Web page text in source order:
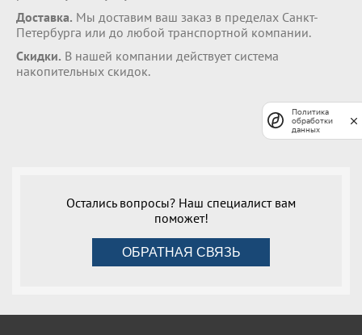
Доставка. Мы доставим ваш заказ в пределах Санкт-
Петербурга или до любой транспортной компании.
Скидки. В нашей компании действует система
накопительных скидок.
Остались вопросы? Наш специалист вам
поможет!
ОБРАТНАЯ СВЯЗЬ
Политика
обработки
данных